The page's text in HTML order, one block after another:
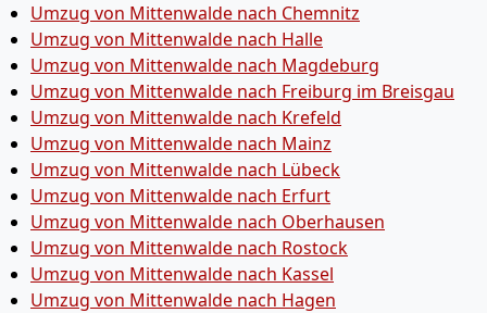
Umzug von Mittenwalde nach Chemnitz
Umzug von Mittenwalde nach Halle
Umzug von Mittenwalde nach Magdeburg
Umzug von Mittenwalde nach Freiburg im Breisgau
Umzug von Mittenwalde nach Krefeld
Umzug von Mittenwalde nach Mainz
Umzug von Mittenwalde nach Lübeck
Umzug von Mittenwalde nach Erfurt
Umzug von Mittenwalde nach Oberhausen
Umzug von Mittenwalde nach Rostock
Umzug von Mittenwalde nach Kassel
Umzug von Mittenwalde nach Hagen